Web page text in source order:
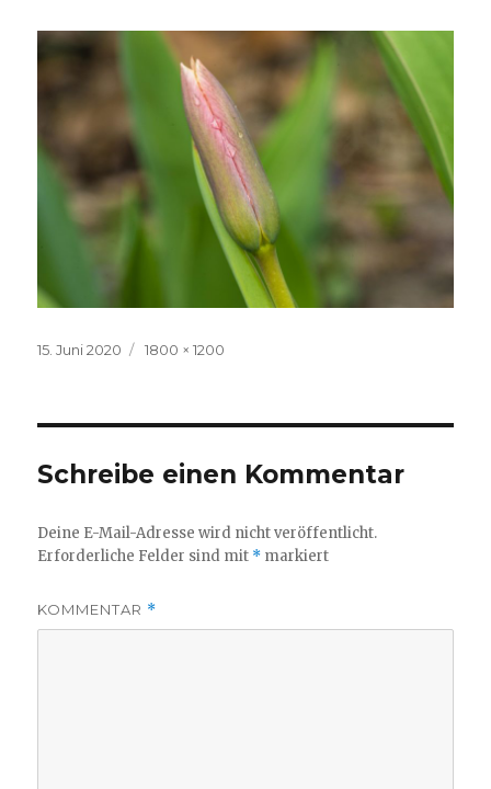
Veröffentlicht
15. Juni 2020
Volle
1800 × 1200
Schreibe einen Kommentar
Deine E-Mail-Adresse wird nicht veröffentlicht.
Erforderliche Felder sind mit * markiert
KOMMENTAR *